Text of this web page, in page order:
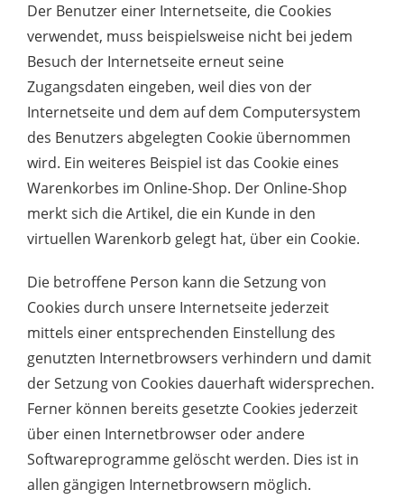
Der Benutzer einer Internetseite, die Cookies
verwendet, muss beispielsweise nicht bei jedem
Besuch der Internetseite erneut seine
Zugangsdaten eingeben, weil dies von der
Internetseite und dem auf dem Computersystem
des Benutzers abgelegten Cookie übernommen
wird. Ein weiteres Beispiel ist das Cookie eines
Warenkorbes im Online-Shop. Der Online-Shop
merkt sich die Artikel, die ein Kunde in den
virtuellen Warenkorb gelegt hat, über ein Cookie.
Die betroffene Person kann die Setzung von
Cookies durch unsere Internetseite jederzeit
mittels einer entsprechenden Einstellung des
genutzten Internetbrowsers verhindern und damit
der Setzung von Cookies dauerhaft widersprechen.
Ferner können bereits gesetzte Cookies jederzeit
über einen Internetbrowser oder andere
Softwareprogramme gelöscht werden. Dies ist in
allen gängigen Internetbrowsern möglich.